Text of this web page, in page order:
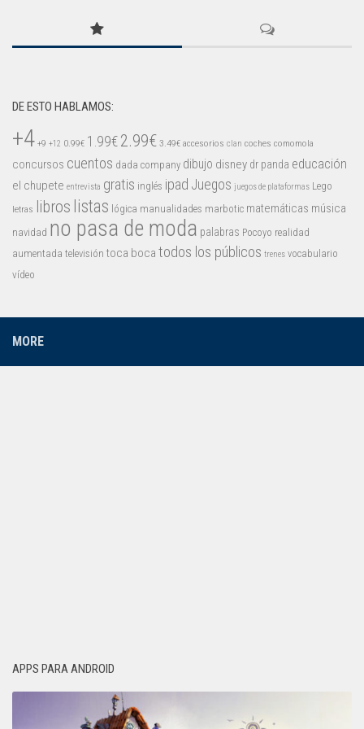
Tinybop
Toca Boca
DE ESTO HABLAMOS:
+4 +9 +12 0.99€ 1.99€ 2.99€ 3.49€ accesorios clan coches comomola
concursos cuentos dada company dibujo disney dr panda educación
el chupete entrevista gratis inglés ipad Juegos juegos de plataformas Lego
letras libros listas lógica manualidades marbotic matemáticas música
navidad no pasa de moda palabras Pocoyo realidad
aumentada televisión toca boca todos los públicos trenes vocabulario
vídeo
MORE
APPS PARA ANDROID